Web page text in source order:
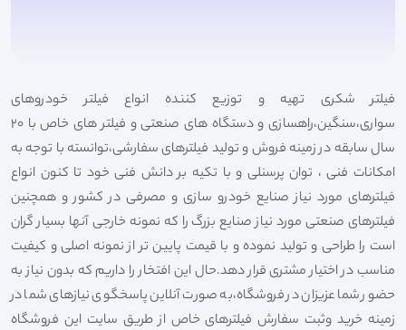
فیلتر شکری تهیه و توزیع کننده انواع فیلتر خودروهای
سواری،سنگین،راهسازی و دستگاه های صنعتی و فیلتر های خاص با 20
سال سابقه در زمینه فروش و تولید فیلترهای سفارشی،توانسته با توجه به
امکانات فنی ، توان پرسنلی و با تکیه بر دانش فنی خود تا کنون انواع
فیلترهای مورد نیاز صنایع خودرو سازی و مصرفی در کشور و همچنین
فیلترهای صنعتی مورد نیاز صنایع بزرگ را که نمونه خارجی آنها بسیار گران
است را طراحی و تولید نموده و با قیمت پایین تر از نمونه اصلی و کیفیت
مناسب در اختیار مشتری قرار دهد.حال این افتخار را داریم که بدون نیاز به
حضور شما عزیزان در فروشگاه،به صورت آنلاین پاسخگوی نیازهای شما در
زمینه خرید وثبت سفارش فیلترهای خاص از طریق سایت این فروشگاه